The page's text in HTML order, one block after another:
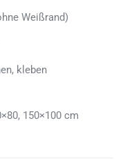
Weißrand)
kleben
150×100 cm